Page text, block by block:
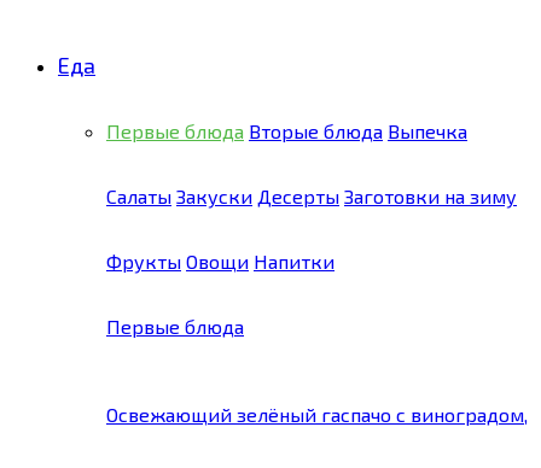
Еда
Первые блюда Вторые блюда Выпечка
Салаты Закуски Десерты Заготовки на зиму
Фрукты Овощи Напитки
Первые блюда
Освежающий зелёный гаспачо с виноградом,